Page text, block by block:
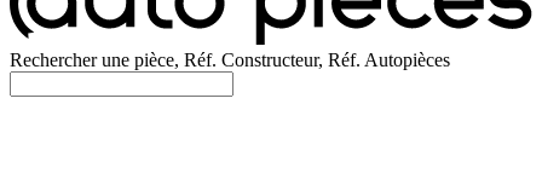
Rechercher une pièce, Réf. Constructeur, Réf. Autopièces